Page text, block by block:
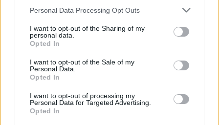
Personal Data Processing Opt Outs
I want to opt-out of the Sharing of my
personal data.
Opted In
I want to opt-out of the Sale of my
Personal Data.
Opted In
I want to opt-out of processing my
Personal Data for Targeted Advertising.
Opted In